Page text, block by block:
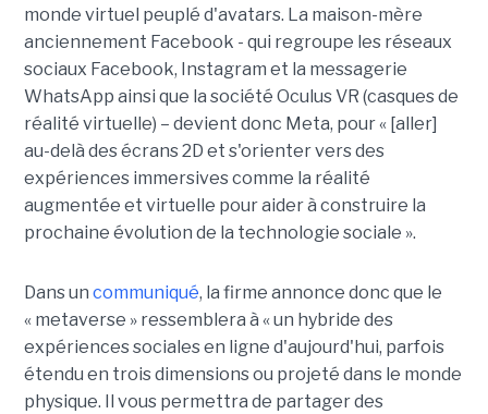
monde virtuel peuplé d'avatars. La maison-mère
anciennement Facebook - qui regroupe les réseaux
sociaux Facebook, Instagram et la messagerie
WhatsApp ainsi que la société Oculus VR (casques de
réalité virtuelle) – devient donc Meta, pour « [aller]
au-delà des écrans 2D et s'orienter vers des
expériences immersives comme la réalité
augmentée et virtuelle pour aider à construire la
prochaine évolution de la technologie sociale ».
Dans un communiqué, la firme annonce donc que le
« metaverse » ressemblera à « un hybride des
expériences sociales en ligne d'aujourd'hui, parfois
étendu en trois dimensions ou projeté dans le monde
physique. Il vous permettra de partager des